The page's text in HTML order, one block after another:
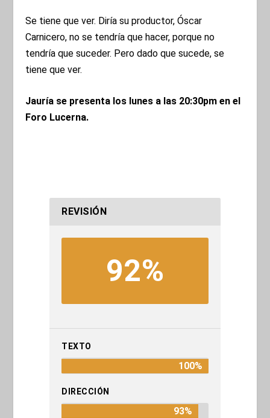
Se tiene que ver. Diría su productor, Óscar
Carnicero, no se tendría que hacer, porque no
tendría que suceder. Pero dado que sucede, se
tiene que ver.
Jauría se presenta los lunes a las 20:30pm en el
Foro Lucerna.
REVISIÓN
92%
TEXTO
100%
DIRECCIÓN
93%